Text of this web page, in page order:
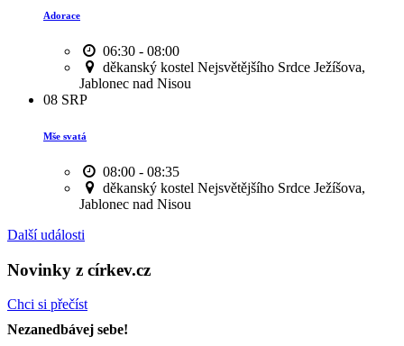
Adorace
06:30 - 08:00
děkanský kostel Nejsvětějšího Srdce Ježíšova,
Jablonec nad Nisou
08 SRP
Mše svatá
08:00 - 08:35
děkanský kostel Nejsvětějšího Srdce Ježíšova,
Jablonec nad Nisou
Další události
Novinky z církev.cz
Chci si přečíst
Nezanedbávej sebe!